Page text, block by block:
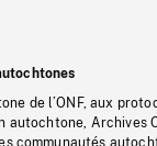
de l’ONF, aux
autochtone, Archives
communautés